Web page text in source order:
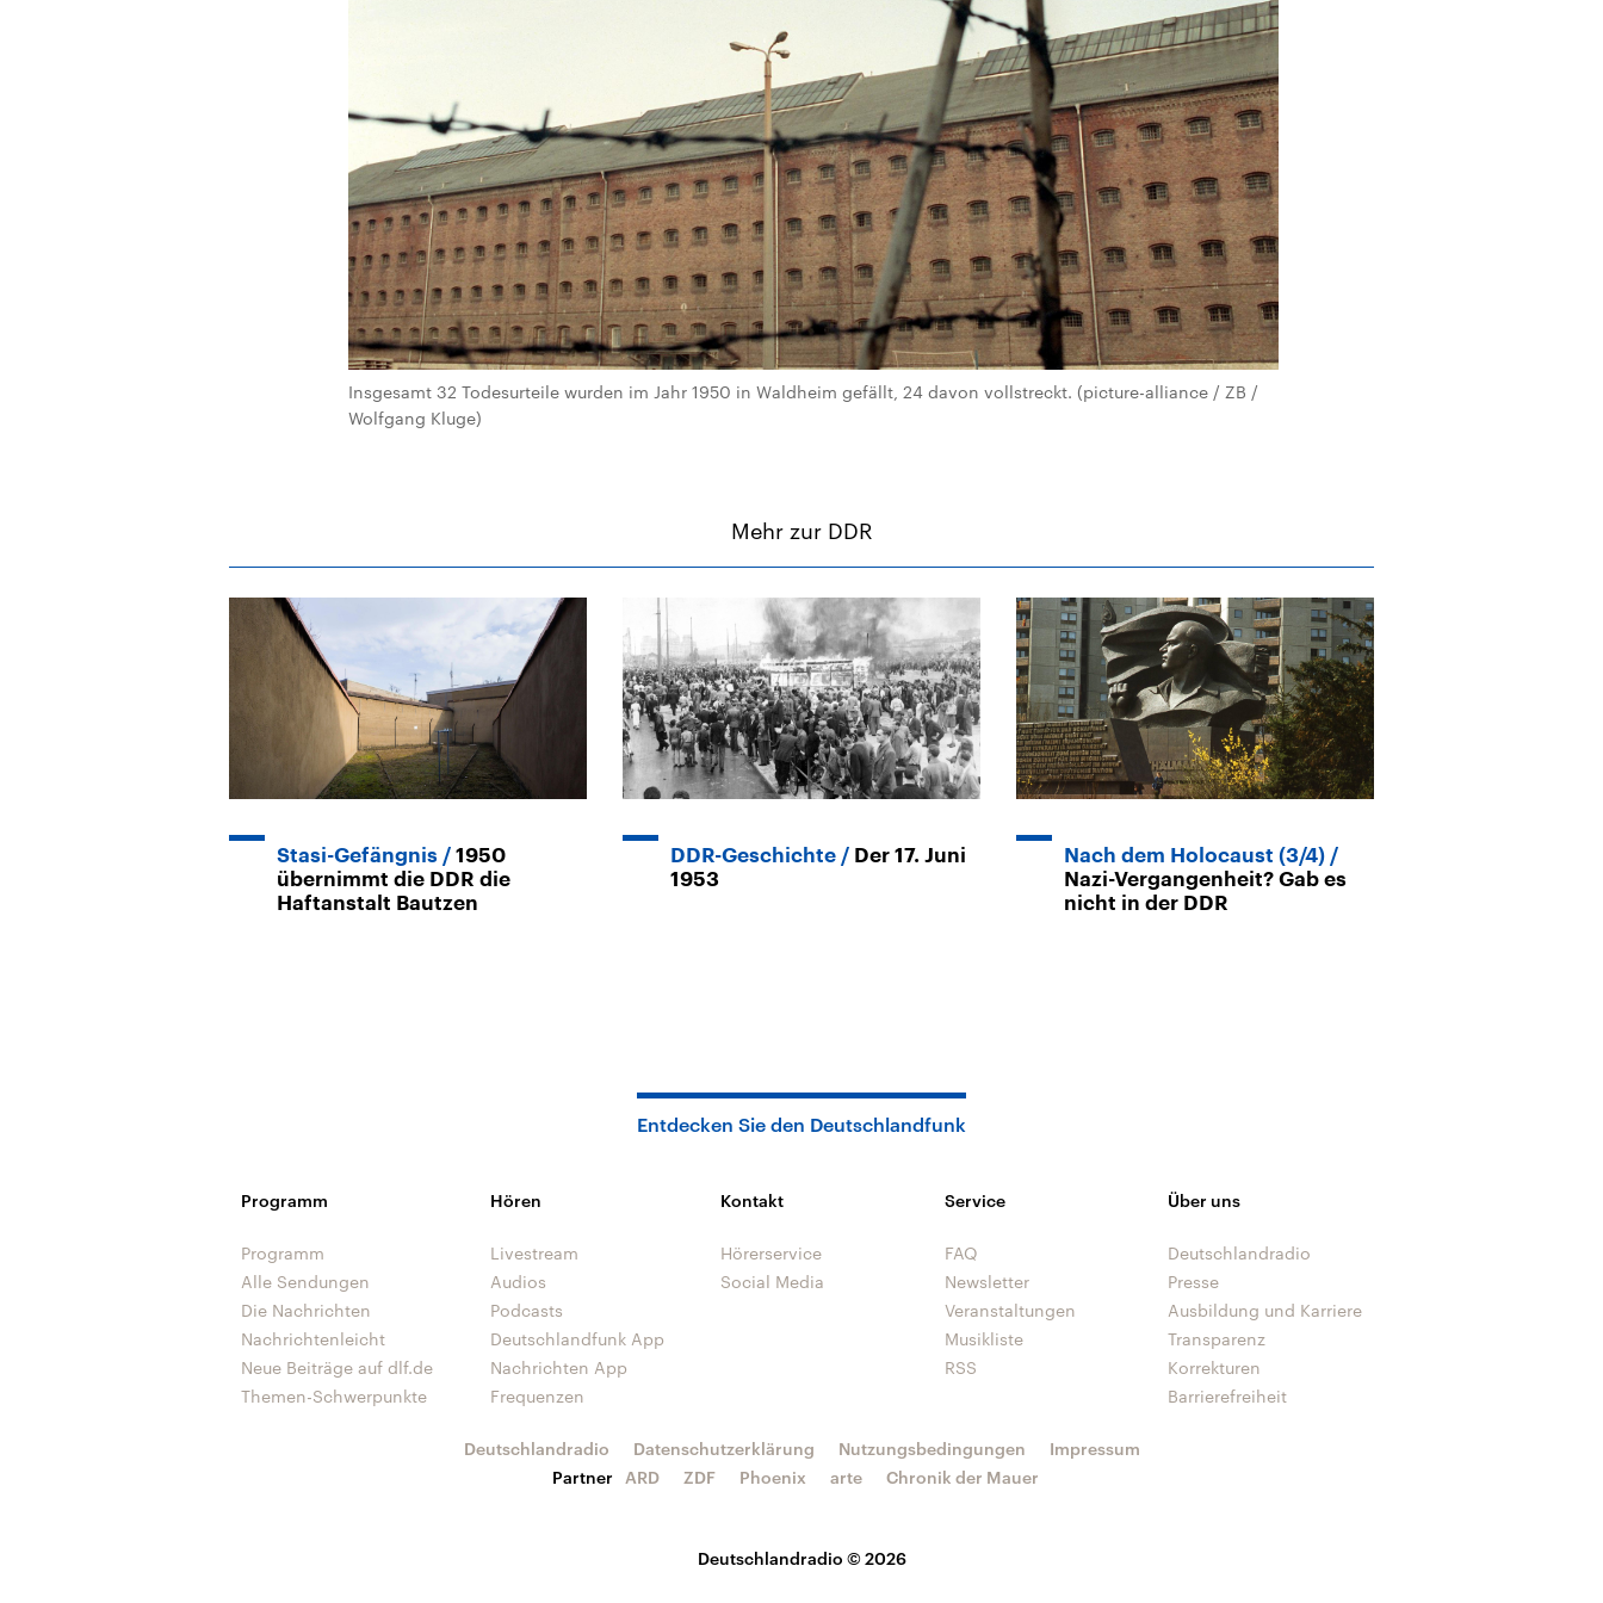
Insgesamt 32 Todesurteile wurden im Jahr 1950 in Waldheim gefällt, 24 davon vollstreckt. (picture-alliance / ZB /
Wolfgang Kluge)
Mehr zur DDR
Stasi-Gefängnis
1950
übernimmt die DDR die
Haftanstalt Bautzen
DDR-Geschichte
Der 17. Juni
1953
Nach dem Holocaust (3/4)
Nazi-Vergangenheit? Gab es
nicht in der DDR
Entdecken Sie den Deutschlandfunk
Programm
Programm
Alle Sendungen
Die Nachrichten
Nachrichtenleicht
Neue Beiträge auf dlf.de
Themen-Schwerpunkte
Hören
Livestream
Audios
Podcasts
Deutschlandfunk App
Nachrichten App
Frequenzen
Kontakt
Hörerservice
Social Media
Service
FAQ
Newsletter
Veranstaltungen
Musikliste
RSS
Über uns
Deutschlandradio
Presse
Ausbildung und Karriere
Transparenz
Korrekturen
Barrierefreiheit
Deutschlandradio © 2026
Deutschlandradio Datenschutzerklärung Nutzungsbedingungen
Impressum
Partner
ARD ZDF Phoenix arte Chronik der Mauer